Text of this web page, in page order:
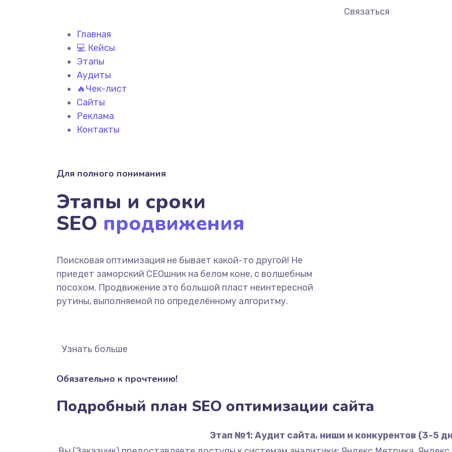
Главная
💻 Кейсы
Этапы
Аудиты
🔥Чек-лист
Сайты
Реклама
Контакты
Связаться
Для полного понимания
Этапы и сроки
SEO продвижения
Поисковая оптимизация не бывает какой-то другой! Не
приедет заморский СЕОшник на белом коне, с волшебным
посохом. Продвижение это большой пласт неинтересной
рутины, выполняемой по определённому алгоритму.
Узнать больше
Обязательно к прочтению!
Подробный план SEO оптимизации сайта
Этап №1: Аудит сайта, ниши и конкурентов (3-5